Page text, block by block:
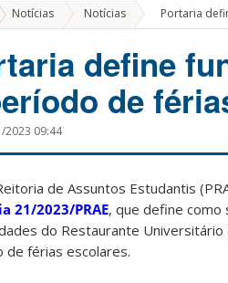
Notícias Notícias » Portaria
define
de
2023 09:44
de Assuntos Estudantis
21/2023/PRAE, que define como
do Restaurante Universitário
de férias escolares.